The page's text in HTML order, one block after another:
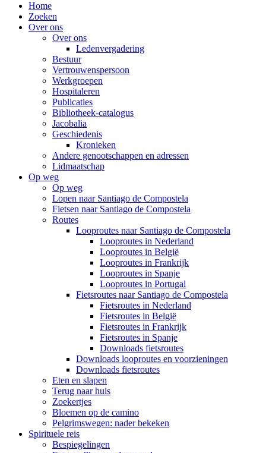
Home
Zoeken
Over ons
Over ons
Ledenvergadering
Bestuur
Vertrouwenspersoon
Werkgroepen
Hospitaleren
Publicaties
Bibliotheek-catalogus
Jacobalia
Geschiedenis
Kronieken
Andere genootschappen en adressen
Lidmaatschap
Op weg
Op weg
Lopen naar Santiago de Compostela
Fietsen naar Santiago de Compostela
Routes
Looproutes naar Santiago de Compostela
Looproutes in Nederland
Looproutes in België
Looproutes in Frankrijk
Looproutes in Spanje
Looproutes in Portugal
Fietsroutes naar Santiago de Compostela
Fietsroutes in Nederland
Fietsroutes in België
Fietsroutes in Frankrijk
Fietsroutes in Spanje
Downloads fietsroutes
Downloads looproutes en voorzieningen
Downloads fietsroutes
Eten en slapen
Terug naar huis
Zoekertjes
Bloemen op de camino
Pelgrimswegen: nader bekeken
Spirituele reis
Bespiegelingen